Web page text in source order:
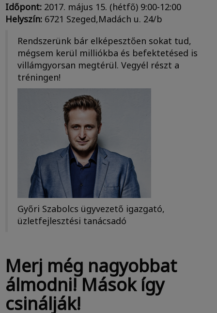
Időpont: 2017. május 15. (hétfő) 9:00-12:00
Helyszín: 6721 Szeged,Madách u. 24/b
Rendszerünk bár elképesztően sokat tud,
mégsem kerül milliókba és befektetésed is
villámgyorsan megtérül. Vegyél részt a
tréningen!
Győri Szabolcs ügyvezető igazgató,
üzletfejlesztési tanácsadó
Merj még nagyobbat
álmodni! Mások így
csinálják!